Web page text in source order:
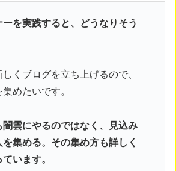
ーを実践すると、どうなりそう
くブログを立ち上げるので、
めたいです。
雲にやるのではなく、見込み
集める。その集め方も詳しく
います。